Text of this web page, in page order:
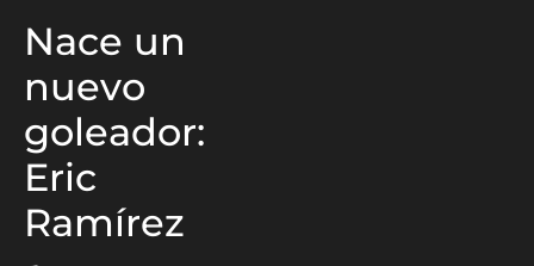
Nace un
nuevo
goleador:
Eric
Ramírez